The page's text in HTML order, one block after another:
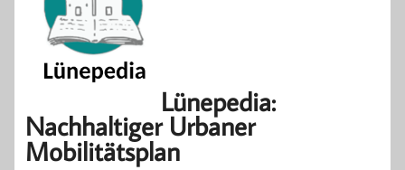
Lünepedia:
Nachhaltiger Urbaner
Mobilitätsplan